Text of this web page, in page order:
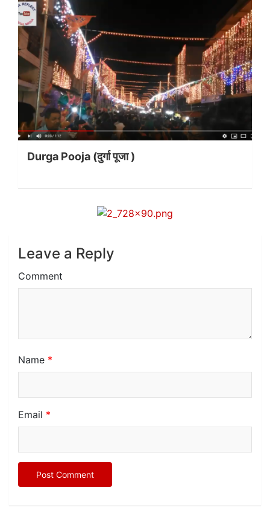
Durga Pooja (दुर्गा पूजा )
Leave a Reply
Comment
Name *
Email *